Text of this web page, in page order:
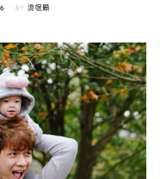
BY 流氓顆